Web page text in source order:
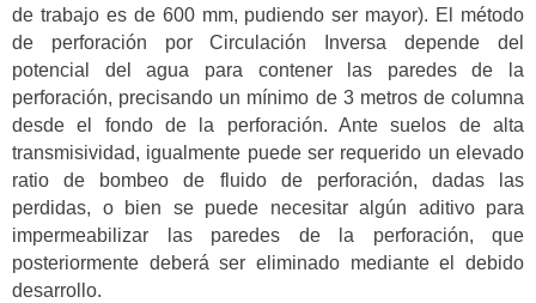
de trabajo es de 600 mm, pudiendo ser mayor). El método
de perforación por Circulación Inversa depende del
potencial del agua para contener las paredes de la
perforación, precisando un mínimo de 3 metros de columna
desde el fondo de la perforación. Ante suelos de alta
transmisividad, igualmente puede ser requerido un elevado
ratio de bombeo de fluido de perforación, dadas las
perdidas, o bien se puede necesitar algún aditivo para
impermeabilizar las paredes de la perforación, que
posteriormente deberá ser eliminado mediante el debido
desarrollo.